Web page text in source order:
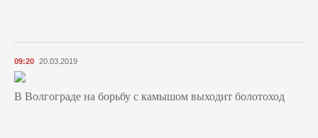
09:20 20.03.2019
В Волгограде на борьбу с камышом выходит болотоход